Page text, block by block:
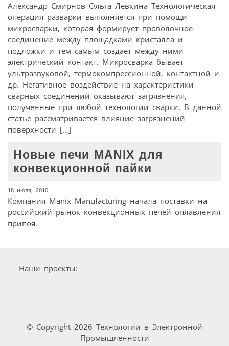
Александр Смирнов Ольга Лёвкина Технологическая
операция разварки выполняется при помощи
микросварки, которая формирует проволочное
соединение между площадками кристалла и
подложки и тем самым создает между ними
электрический контакт. Микросварка бывает
ультразвуковой, термокомпрессионной, контактной и
др. Негативное воздействие на характеристики
сварных соединений оказывают загрязнения,
полученные при любой технологии сварки. В данной
статье рассматривается влияние загрязнений
поверхности […]
Новые печи MANIX для
конвекционной пайки
18 июля, 2010
Компания Manix Manufacturing начала поставки на
российский рынок конвекционных печей оплавления
припоя.
Наши проекты:
© Copyright 2026 Технологии в Электронной
Промышленности